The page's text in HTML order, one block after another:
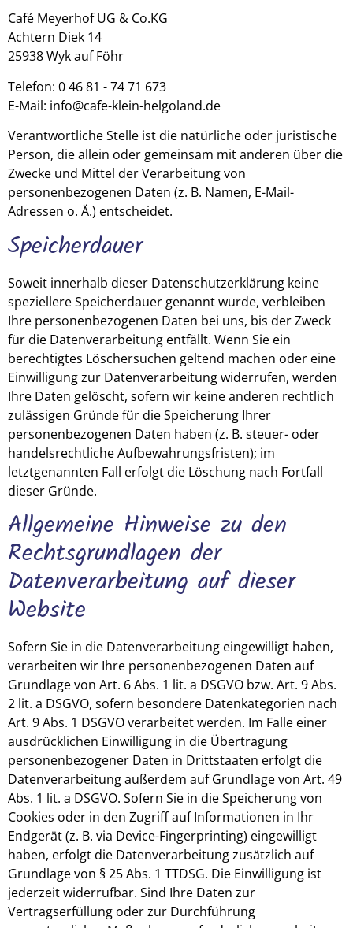
Café Meyerhof UG & Co.KG
Achtern Diek 14
25938 Wyk auf Föhr
Telefon: 0 46 81 - 74 71 673
E-Mail: info@cafe-klein-helgoland.de
Verantwortliche Stelle ist die natürliche oder juristische
Person, die allein oder gemeinsam mit anderen über die
Zwecke und Mittel der Verarbeitung von
personenbezogenen Daten (z. B. Namen, E-Mail-
Adressen o. Ä.) entscheidet.
Speicherdauer
Soweit innerhalb dieser Datenschutzerklärung keine
speziellere Speicherdauer genannt wurde, verbleiben
Ihre personenbezogenen Daten bei uns, bis der Zweck
für die Datenverarbeitung entfällt. Wenn Sie ein
berechtigtes Löschersuchen geltend machen oder eine
Einwilligung zur Datenverarbeitung widerrufen, werden
Ihre Daten gelöscht, sofern wir keine anderen rechtlich
zulässigen Gründe für die Speicherung Ihrer
personenbezogenen Daten haben (z. B. steuer- oder
handelsrechtliche Aufbewahrungsfristen); im
letztgenannten Fall erfolgt die Löschung nach Fortfall
dieser Gründe.
Allgemeine Hinweise zu den
Rechtsgrundlagen der
Datenverarbeitung auf dieser
Website
Sofern Sie in die Datenverarbeitung eingewilligt haben,
verarbeiten wir Ihre personenbezogenen Daten auf
Grundlage von Art. 6 Abs. 1 lit. a DSGVO bzw. Art. 9 Abs.
2 lit. a DSGVO, sofern besondere Datenkategorien nach
Art. 9 Abs. 1 DSGVO verarbeitet werden. Im Falle einer
ausdrücklichen Einwilligung in die Übertragung
personenbezogener Daten in Drittstaaten erfolgt die
Datenverarbeitung außerdem auf Grundlage von Art. 49
Abs. 1 lit. a DSGVO. Sofern Sie in die Speicherung von
Cookies oder in den Zugriff auf Informationen in Ihr
Endgerät (z. B. via Device-Fingerprinting) eingewilligt
haben, erfolgt die Datenverarbeitung zusätzlich auf
Grundlage von § 25 Abs. 1 TTDSG. Die Einwilligung ist
jederzeit widerrufbar. Sind Ihre Daten zur
Vertragserfüllung oder zur Durchführung